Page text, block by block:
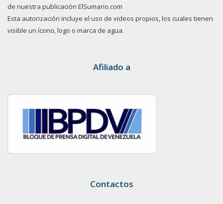
de nuestra publicación ElSumario.com
Esta autorización incluye el uso de videos propios, los cuales tienen
visible un ícono, logo o marca de agua.
Afiliado a
Contactos